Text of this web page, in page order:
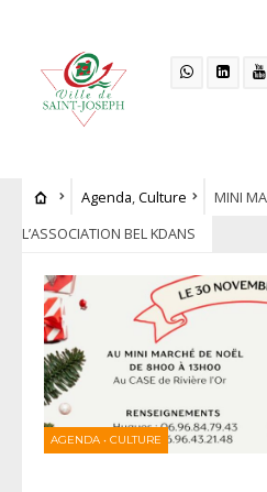
Agenda,Culture
MINI
L’ASSOCIATION BEL KDANS
AGENDA • CULTURE